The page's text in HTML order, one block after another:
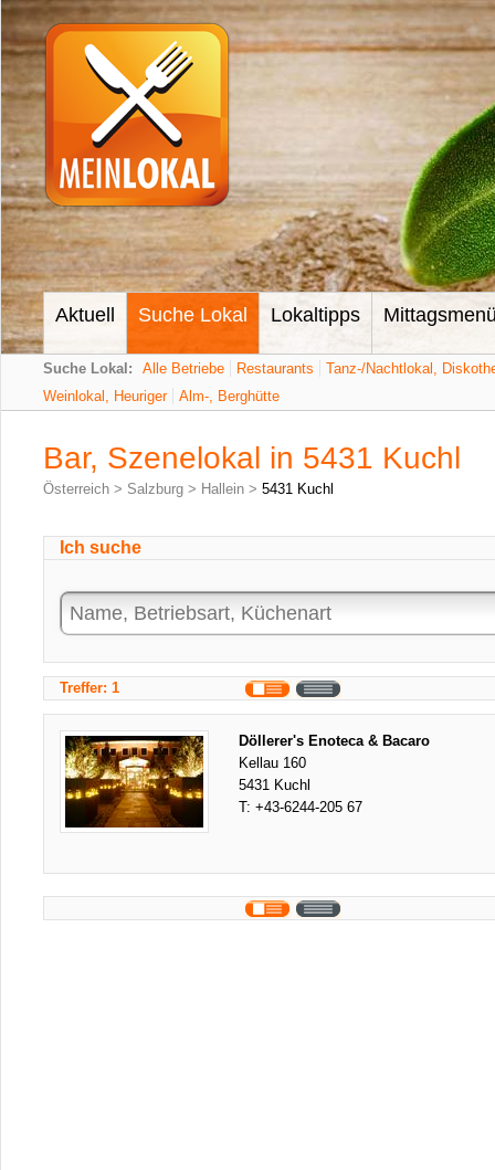
Aktuell Suche Lokal Lokaltipps
Suche Lokal: Alle Betriebe Restaurants
Tanz-/Nachtlokal,
Weinlokal, Heuriger
Alm-, Berghütte
Bar, Szenelokal in 5431 Kuchl
Österreich > Salzburg > Hallein > 5431 Kuchl
Ich suche
Treffer: 1
Döllerer's Enoteca & Bacaro
Kellau 160
5431 Kuchl
T: +43-6244-205 67